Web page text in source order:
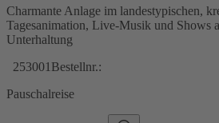
Charmante Anlage im landestypischen,
Tagesanimation, Live-Musik und Shows
Unterhaltung
253001 Bestellnr.:
Pauschalreise